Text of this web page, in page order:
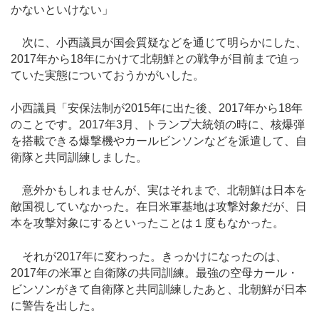
かないといけない」
次に、小西議員が国会質疑などを通じて明らかにした、
2017年から18年にかけて北朝鮮との戦争が目前まで迫っ
ていた実態についておうかがいした。
小西議員「安保法制が2015年に出た後、2017年から18年
のことです。2017年3月、トランプ大統領の時に、核爆弾
を搭載できる爆撃機やカールビンソンなどを派遣して、自
衛隊と共同訓練しました。
意外かもしれませんが、実はそれまで、北朝鮮は日本を
敵国視していなかった。在日米軍基地は攻撃対象だが、日
本を攻撃対象にするといったことは１度もなかった。
それが2017年に変わった。きっかけになったのは、
2017年の米軍と自衛隊の共同訓練。最強の空母カール・
ビンソンがきて自衛隊と共同訓練したあと、北朝鮮が日本
に警告を出した。